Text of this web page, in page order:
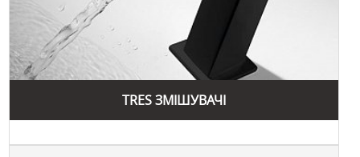
TRES ЗМІШУВАЧІ